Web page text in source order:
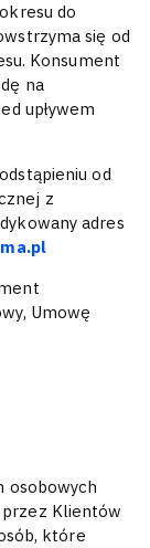
do
się od
Konsument
na
upływem
od
z
adres
Umowę
osobowych
Klientów
które